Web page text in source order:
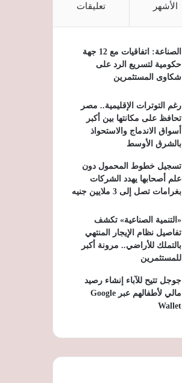
الأشهر تعليقات
الصناعة: اتفاقيات مع 12 جهة
حكومية لتسريع الرد على
شكاوى المستثمرين
رغم التوترات الإقليمية.. مصر
تحافظ على مكانتها بين أكبر
أسواق الاندماج والاستحواذ
بالشرق الأوسط
تسجيل خطوط المحمول دون
علم أصحابها يهدد الشركات
بغرامات تصل إلى 3 ملايين جنيه
«التنمية الصناعية» تكشف
تفاصيل نظام الإيجار المنتهي
بالتملك للأراضي.. مرونة أكبر
للمستثمرين
جوجل تتيح للآباء إنشاء رصيد
مالي لأطفالهم عبر Google
Wallet